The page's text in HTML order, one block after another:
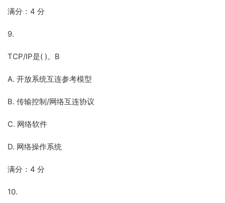
满分：4 分
9.
TCP/IP是( )。B
A. 开放系统互连参考模型
B. 传输控制/网络互连协议
C. 网络软件
D. 网络操作系统
满分：4 分
10.